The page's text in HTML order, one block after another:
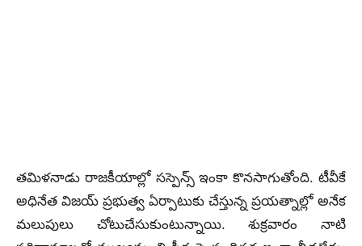
తమిళనాడు రాజకీయాల్లో సస్పెన్స్ ఇంకా కొనసాగుతోంది. టీవీకే
అధినేత విజయ్‌ ప్రభుత్వ ఏర్పాటుకు చేస్తున్న ప్రయత్నాల్లో అనేక
మలుపులు చోటుచేసుకుంటున్నాయి. శుక్రవారం నాటి